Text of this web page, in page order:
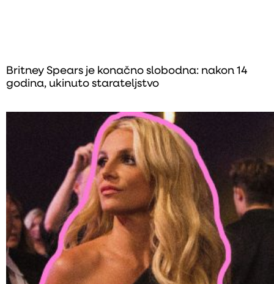
Britney Spears je konačno slobodna: nakon 14
godina, ukinuto starateljstvo